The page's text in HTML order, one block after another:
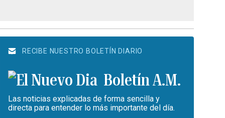
RECIBE NUESTRO BOLETÍN DIARIO
Boletín A.M.
Las noticias explicadas de forma sencilla y
directa para entender lo más importante del día.